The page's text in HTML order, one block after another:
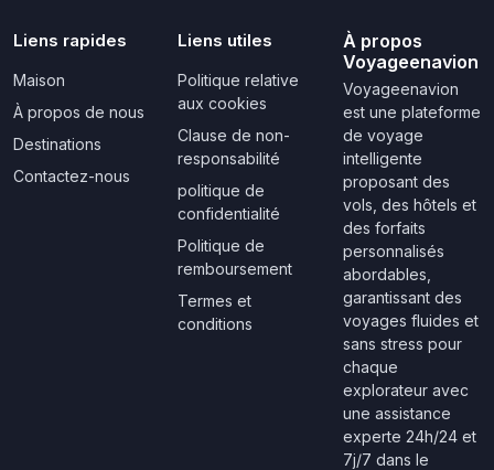
Liens rapides
Maison
À propos de nous
Destinations
Contactez-nous
Liens utiles
Politique relative
aux cookies
Clause de non-
responsabilité
politique de
confidentialité
Politique de
remboursement
Termes et
conditions
À propos
Voyageenavion
Voyageenavion
est une plateforme
de voyage
intelligente
proposant des
vols, des hôtels et
des forfaits
personnalisés
abordables,
garantissant des
voyages fluides et
sans stress pour
chaque
explorateur avec
une assistance
experte 24h/24 et
7j/7 dans le